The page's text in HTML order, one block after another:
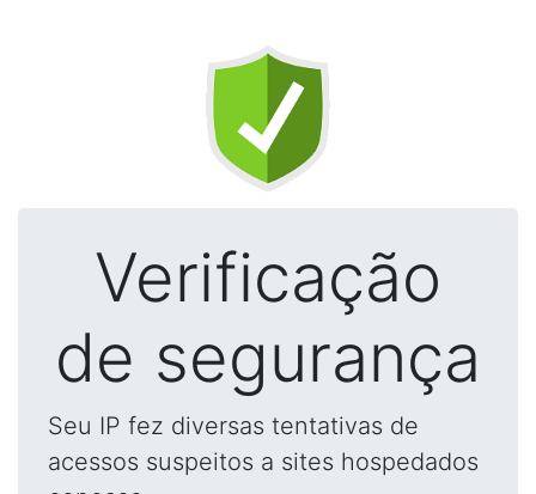
Verificação
de segurança
Seu IP fez diversas tentativas de
acessos suspeitos a sites hospedados